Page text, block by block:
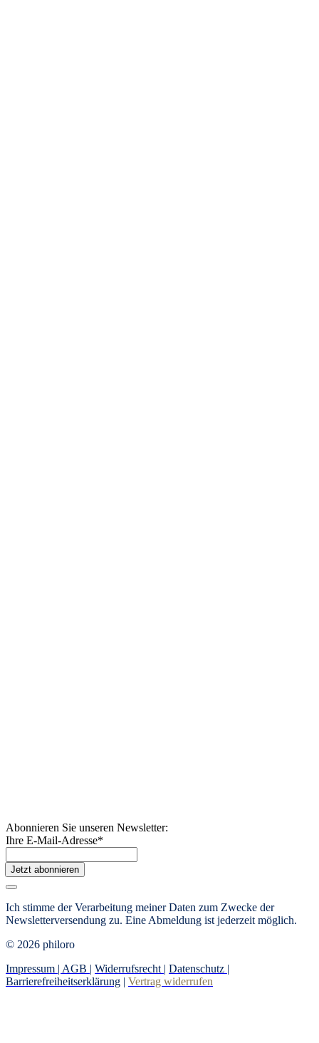
Abonnieren Sie unseren Newsletter:
Ihre E-Mail-Adresse*
Jetzt abonnieren
Ich stimme der Verarbeitung meiner Daten zum Zwecke der
Newsletterversendung zu. Eine Abmeldung ist jederzeit möglich.
© 2026 philoro
Impressum | AGB | Widerrufsrecht | Datenschutz |
Barrierefreiheitserklärung | Vertrag widerrufen